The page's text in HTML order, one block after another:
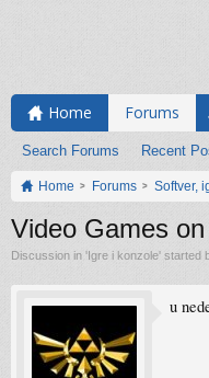
Home Forums
Search Forums Recent
Home Forums Softver,
Video Games
Discussion in 'Igre i konzole' started
u